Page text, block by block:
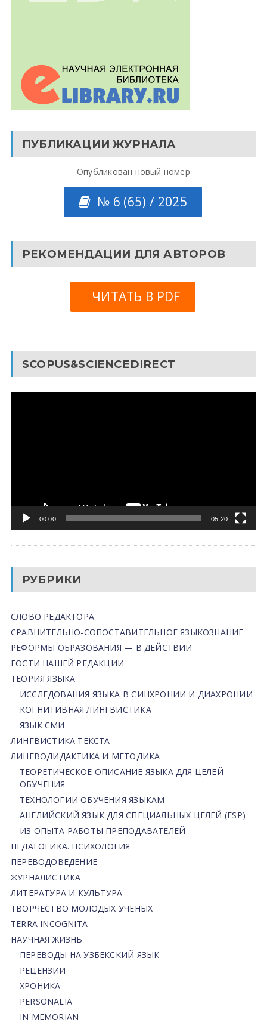
ПУБЛИКАЦИИ ЖУРНАЛА
Опубликован новый номер
№ 6 (65) / 2025
РЕКОМЕНДАЦИИ ДЛЯ АВТОРОВ
ЧИТАТЬ В PDF
SCOPUS&SCIENCEDIRECT
00:00 05:20
РУБРИКИ
СЛОВО РЕДАКТОРА
СРАВНИТЕЛЬНО-СОПОСТАВИТЕЛЬНОЕ ЯЗЫКОЗНАНИЕ
РЕФОРМЫ ОБРАЗОВАНИЯ — В ДЕЙСТВИИ
ГОСТИ НАШЕЙ РЕДАКЦИИ
ТЕОРИЯ ЯЗЫКА
ИССЛЕДОВАНИЯ ЯЗЫКА В СИНХРОНИИ И ДИАХРОНИИ
КОГНИТИВНАЯ ЛИНГВИСТИКА
ЯЗЫК СМИ
ЛИНГВИСТИКА ТЕКСТА
ЛИНГВОДИДАКТИКА И МЕТОДИКА
ТЕОРЕТИЧЕСКОЕ ОПИСАНИЕ ЯЗЫКА ДЛЯ ЦЕЛЕЙ
ОБУЧЕНИЯ
ТЕХНОЛОГИИ ОБУЧЕНИЯ ЯЗЫКАМ
АНГЛИЙСКИЙ ЯЗЫК ДЛЯ СПЕЦИАЛЬНЫХ ЦЕЛЕЙ (ESP)
ИЗ ОПЫТА РАБОТЫ ПРЕПОДАВАТЕЛЕЙ
ПЕДАГОГИКА. ПСИХОЛОГИЯ
ПЕРЕВОДОВЕДЕНИЕ
ЖУРНАЛИСТИКА
ЛИТЕРАТУРА И КУЛЬТУРА
ТВОРЧЕСТВО МОЛОДЫХ УЧЕНЫХ
TERRA INCOGNITA
НАУЧНАЯ ЖИЗНЬ
ПЕРЕВОДЫ НА УЗБЕКСКИЙ ЯЗЫК
РЕЦЕНЗИИ
ХРОНИКА
PERSONALIA
IN MEMORIAN